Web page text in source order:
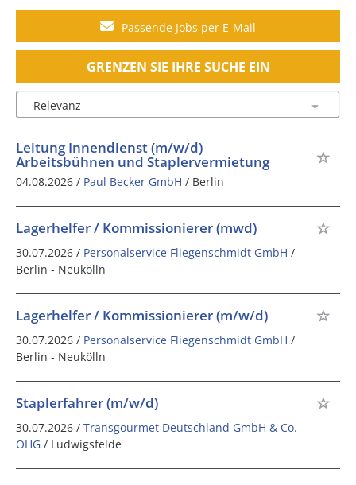
Passende Jobs per E-Mail
GRENZEN SIE IHRE SUCHE EIN
Leitung Innendienst (m/w/d)
Arbeitsbühnen und Staplervermietung
04.08.2026 / Paul Becker GmbH / Berlin
Lagerhelfer / Kommissionierer (mwd)
30.07.2026 / Personalservice Fliegenschmidt GmbH /
Berlin - Neukölln
Lagerhelfer / Kommissionierer (m/w/d)
30.07.2026 / Personalservice Fliegenschmidt GmbH /
Berlin - Neukölln
Staplerfahrer (m/w/d)
30.07.2026 / Transgourmet Deutschland GmbH & Co.
OHG / Ludwigsfelde